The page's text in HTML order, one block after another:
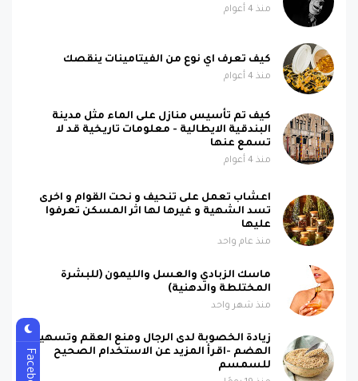
منذ 4 أعوام
كيف تعرف اي نوع من الفيتامينات ينقصك
منذ 4 أعوام
كيف تم تأسيس منازل على الماء مثل مدينة
البندقية الايطالية - معلومات تاريخية قد لا
تسمع عنها
منذ 4 أعوام
اعشاب تعمل على تنحيف و نحت القوام و اخرى
تسد الشهية و غيرها لها اثر المسكن تعرفوا
عليها
منذ عام واحد
ماسك الزبادي والعسل والليمون (للبشرة
المختلطة والدهنية)
منذ شهر واحد
زيادة الخصوبة لدى الرجال ومنع العقم وتسهيل
الهضم -اقرأ المزيد عن الاستخدام الصحيح
للسمسم